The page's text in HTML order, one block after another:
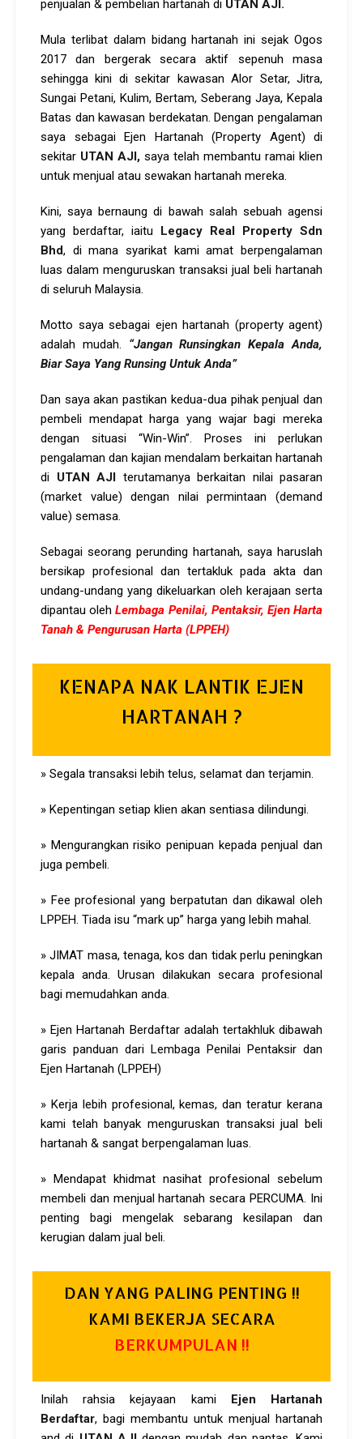
penjualan & pembelian hartanah di UTAN AJI.
Mula terlibat dalam bidang hartanah ini sejak Ogos
2017 dan bergerak secara aktif sepenuh masa
sehingga kini di sekitar kawasan Alor Setar, Jitra,
Sungai Petani, Kulim, Bertam, Seberang Jaya, Kepala
Batas dan kawasan berdekatan. Dengan pengalaman
saya sebagai Ejen Hartanah (Property Agent) di
sekitar UTAN AJI, saya telah membantu ramai klien
untuk menjual atau sewakan hartanah mereka.
Kini, saya bernaung di bawah salah sebuah agensi
yang berdaftar, iaitu Legacy Real Property Sdn
Bhd, di mana syarikat kami amat berpengalaman
luas dalam menguruskan transaksi jual beli hartanah
di seluruh Malaysia.
Motto saya sebagai ejen hartanah (property agent)
adalah mudah. “Jangan Runsingkan Kepala Anda,
Biar Saya Yang Runsing Untuk Anda”
Dan saya akan pastikan kedua-dua pihak penjual dan
pembeli mendapat harga yang wajar bagi mereka
dengan situasi “Win-Win”. Proses ini perlukan
pengalaman dan kajian mendalam berkaitan hartanah
di UTAN AJI terutamanya berkaitan nilai pasaran
(market value) dengan nilai permintaan (demand
value) semasa.
Sebagai seorang perunding hartanah, saya haruslah
bersikap profesional dan tertakluk pada akta dan
undang-undang yang dikeluarkan oleh kerajaan serta
dipantau olehLembaga Penilai, Pentaksir, Ejen Harta
Tanah & Pengurusan Harta (LPPEH)
KENAPA NAK LANTIK EJEN
HARTANAH ?
» Segala transaksi lebih telus, selamat dan terjamin.
» Kepentingan setiap klien akan sentiasa dilindungi.
» Mengurangkan risiko penipuan kepada penjual dan
juga pembeli.
» Fee profesional yang berpatutan dan dikawal oleh
LPPEH. Tiada isu “mark up” harga yang lebih mahal.
» JIMAT masa, tenaga, kos dan tidak perlu peningkan
kepala anda. Urusan dilakukan secara profesional
bagi memudahkan anda.
» Ejen Hartanah Berdaftar adalah tertakhluk dibawah
garis panduan dari Lembaga Penilai Pentaksir dan
Ejen Hartanah (LPPEH)
» Kerja lebih profesional, kemas, dan teratur kerana
kami telah banyak menguruskan transaksi jual beli
hartanah & sangat berpengalaman luas.
» Mendapat khidmat nasihat profesional sebelum
membeli dan menjual hartanah secara PERCUMA. Ini
penting bagi mengelak sebarang kesilapan dan
kerugian dalam jual beli.
DAN YANG PALING PENTING !!
KAMI BEKERJA SECARA
BERKUMPULAN !!
Inilah rahsia kejayaan kami Ejen Hartanah
Berdaftar, bagi membantu untuk menjual hartanah